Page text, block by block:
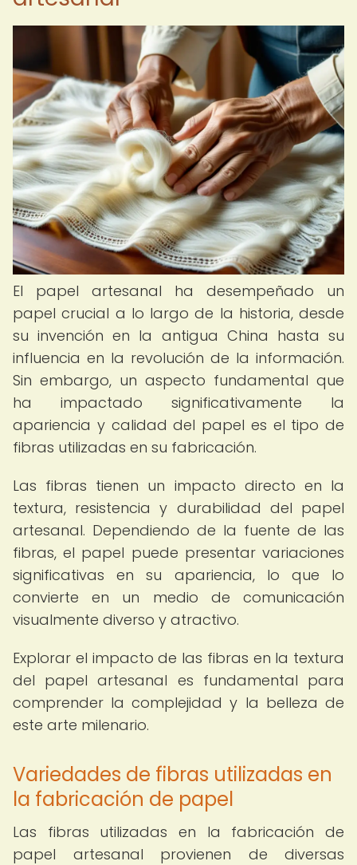
El papel artesanal ha desempeñado un
papel crucial a lo largo de la historia, desde
su invención en la antigua China hasta su
influencia en la revolución de la información.
Sin embargo, un aspecto fundamental que
ha impactado significativamente la
apariencia y calidad del papel es el tipo de
fibras utilizadas en su fabricación.
Las fibras tienen un impacto directo en la
textura, resistencia y durabilidad del papel
artesanal. Dependiendo de la fuente de las
fibras, el papel puede presentar variaciones
significativas en su apariencia, lo que lo
convierte en un medio de comunicación
visualmente diverso y atractivo.
Explorar el impacto de las fibras en la textura
del papel artesanal es fundamental para
comprender la complejidad y la belleza de
este arte milenario.
Variedades de fibras utilizadas en
la fabricación de papel
Las fibras utilizadas en la fabricación de
papel artesanal provienen de diversas